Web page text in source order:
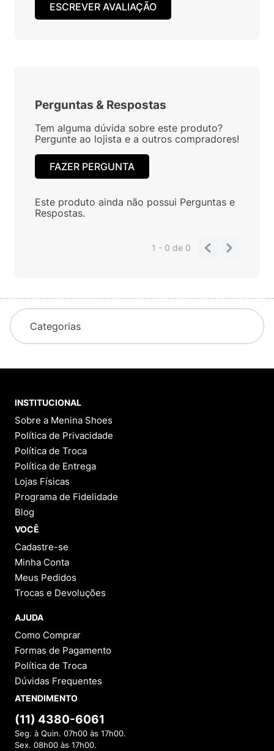
ESCREVER AVALIAÇÃO
Perguntas & Respostas
Tem alguma dúvida sobre este produto?
Pergunte ao lojista e a outros compradores!
FAZER PERGUNTA
Este produto ainda não possui Perguntas e
Respostas.
1 - 0de 0
Categorias
INSTITUCIONAL
Sobre a Menina Shoes
Política de Privacidade
Política de Troca
Política de Entrega
Lojas Físicas
Programa de Fidelidade
Blog
VOCÊ
Cadastre-se
Minha Conta
Meus Pedidos
Trocas e Devoluções
AJUDA
Como Comprar
Formas de Pagamento
Política de Troca
Dúvidas Frequentes
ATENDIMENTO
(11) 4380-6061
Seg. à Quin. 07h00 às 17h00.
Sex. 08h00 às 17h00.